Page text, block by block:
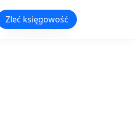
Zleć księgowość